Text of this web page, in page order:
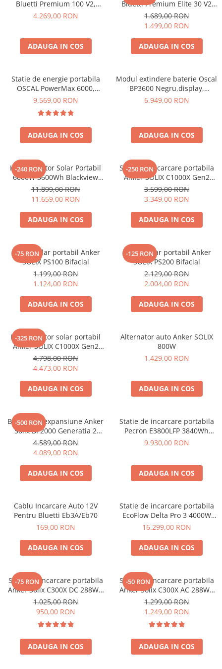
Toate generatoarele
Cauta dupa marca
Bluetti
Anker
Jackery
Toate panourile portabile
Kituri solare pentru balcon
Frigidere Portabile
Componente Fotovoltaice
Incarcatoare solare
Incarcatoare solare MPPT
Incarcatoare solare PWM
Interfete si cabluri
Cabluri pentru echipamente
fotovoltaice
Protectii si izolatoare de baterii
Monitorizare si control
Invertoare Off-grid
Incarcatoare de retea
Acumulatori de stocare
Componente sisteme de balcon
Acumulatori
Acumulatori Standard Plumb
Acumulatori Litiu
Acumulatori Gel
Acumulatori Moto
Invertoare Tensiune
Roboti Pornire Auto
Statii de incarcare vehicule
electrice
UPS Centrale Termice
Stabilizatoare Tensiune
Scule si aparate
Instrumente de masura
Anemometre
Clampmetre
Detectoare
Multimetre Portabile
Bluetti Premium 100 V2,
1800W 1024Wh, Ecran LCD,
4.269,00 RON
ADAUGA IN COS
Bluetti Premium Elite 30 V2
600W 320Wh
1.689,00 RON
1.499,00 RON
ADAUGA IN COS
Statie de energie portabila
OSCAL PowerMax 6000,
6000W (9000W varf), baterie
rapida in 1.96h, 14 porturi,
USB-C 100W, control
inteligent la distanta,
functionalitate UPS
9.569,00 RON
ADAUGA IN COS
Modul extindere baterie Oscal
BP3600 Negru,display,
compatibil cu Oscal
6.949,00 RON
ADAUGA IN COS
-240 RON
Kit Generator Solar Portabil
6000W 3600Wh Blackview
OSCAL PowerMax 6000 +
panou solar 400W
11.899,00 RON
11.659,00 RON
ADAUGA IN COS
-250 RON
Statie de incarcare portabila
Anker SOLIX C1000X Gen2
2000W 1024Wh
3.599,00 RON
3.349,00 RON
ADAUGA IN COS
-75 RON
Panou solar portabil Anker
SOLIX PS100 Bifacial
1.199,00 RON
1.124,00 RON
ADAUGA IN COS
-125 RON
Panou solar portabil Anker
SOLIX PS200 Bifacial
2.129,00 RON
2.004,00 RON
ADAUGA IN COS
-325 RON
Kit generator solar portabil
Anker SOLIX C1000X Gen2
2000W 1024Wh + panou 100W
4.798,00 RON
4.473,00 RON
ADAUGA IN COS
Alternator auto Anker SOLIX
800W
1.429,00 RON
ADAUGA IN COS
-500 RON
Baterie de expansiune Anker
Solix BP2000 Generatia 2
pentru Anker Solix C2000 Gen
2, 2048Wh
4.589,00 RON
4.089,00 RON
ADAUGA IN COS
Statie de incarcare portabila
Pecron E3800LFP 3840Wh
4200W + Carucior CADOU
9.930,00 RON
ADAUGA IN COS
Cablu Incarcare Auto 12V
Pentru Bluetti Eb3A/Eb70
169,00 RON
ADAUGA IN COS
Statie de incarcare portabila
EcoFlow Delta Pro 3 4000W
4096Wh
16.299,00 RON
ADAUGA IN COS
-75 RON
Statie de incarcare portabila
Anker Solix C300X DC 288Wh
300W
1.025,00 RON
950,00 RON
ADAUGA IN COS
-50 RON
Statie de incarcare portabila
Anker Solix C300X AC 288Wh
300W
1.299,00 RON
1.249,00 RON
ADAUGA IN COS